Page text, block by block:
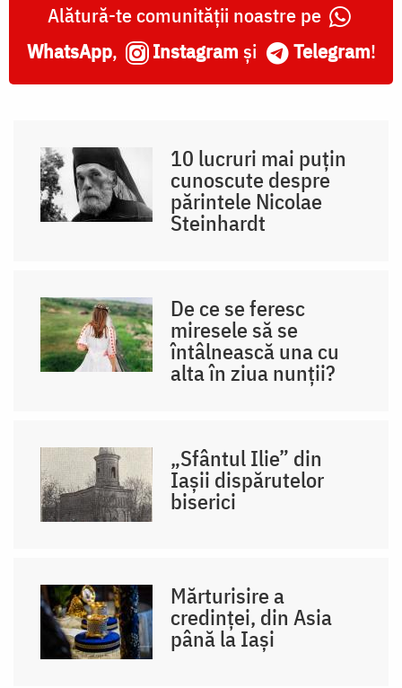
Alătură-te comunității noastre pe
WhatsApp, Instagram și Telegram!
10 lucruri mai puțin
cunoscute despre
părintele Nicolae
Steinhardt
De ce se feresc
miresele să se
întâlnească una cu
alta în ziua nunții?
„Sfântul Ilie” din
Iașii dispărutelor
biserici
Mărturisire a
credinței, din Asia
până la Iași